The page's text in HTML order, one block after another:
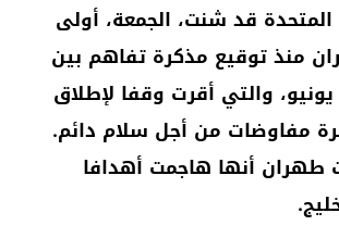
المتحدة قد شنت، الجمعة، أولى
منذ توقيع مذكرة تفاهم بين
البلدين في 17 يونيو، والتي أقرت وقفا لإطلاق
مفاوضات من أجل سلام دائم.
طهران أنها هاجمت أهدافا